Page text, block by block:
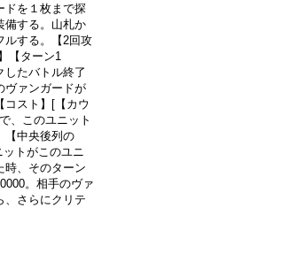
ドを１枚まで探
備する。山札か
ルする。【2回攻
【ターン1
したバトル終了
ヴァンガードが
コスト】[【カウ
、このユニット
【中央後列の
トがこのユニ
時、そのターン
。相手のヴァ
、さらにクリテ